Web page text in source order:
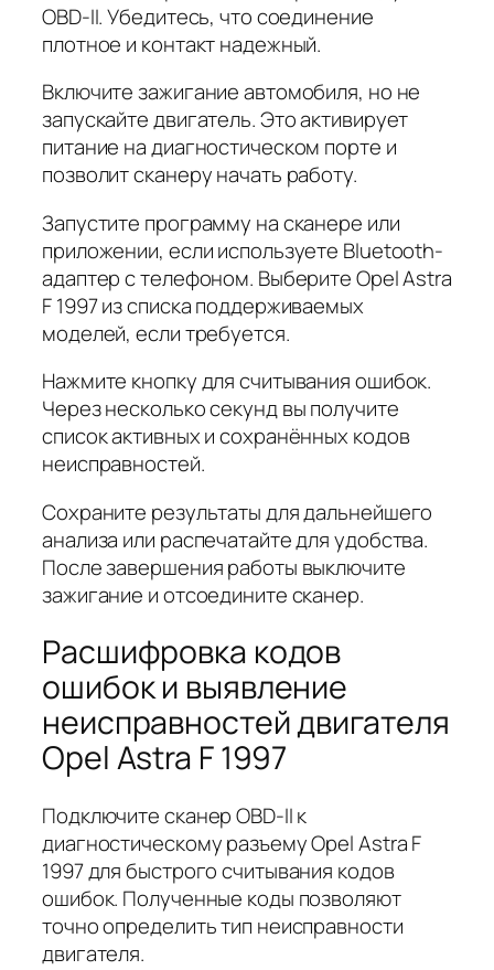
OBD-II. Убедитесь, что соединение
плотное и контакт надежный.
Включите зажигание автомобиля, но не
запускайте двигатель. Это активирует
питание на диагностическом порте и
позволит сканеру начать работу.
Запустите программу на сканере или
приложении, если используете Bluetooth-
адаптер с телефоном. Выберите Opel Astra
F 1997 из списка поддерживаемых
моделей, если требуется.
Нажмите кнопку для считывания ошибок.
Через несколько секунд вы получите
список активных и сохранённых кодов
неисправностей.
Сохраните результаты для дальнейшего
анализа или распечатайте для удобства.
После завершения работы выключите
зажигание и отсоедините сканер.
Расшифровка кодов
ошибок и выявление
неисправностей двигателя
Opel Astra F 1997
Подключите сканер OBD-II к
диагностическому разъему Opel Astra F
1997 для быстрого считывания кодов
ошибок. Полученные коды позволяют
точно определить тип неисправности
двигателя.